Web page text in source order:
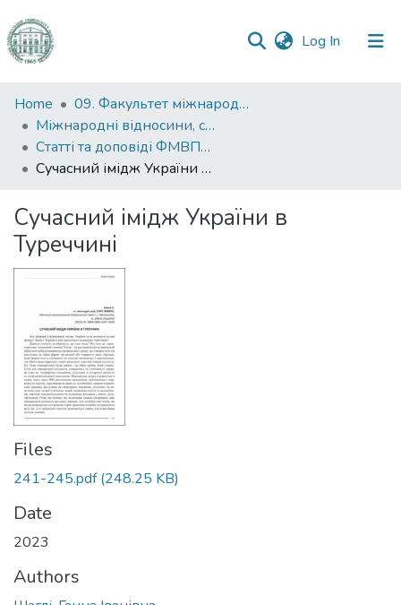
Log In (current)
Communities
&
Collections
All of DSpace
Statistics
Home
09. Факультет міжнародних відносин, політології та соціології
Міжнародні відносини, суспільні комунікації та регіональні студії
Статті та доповіді ФМВПС (Міжнародні відносини, суспільні комунікації та регіональні студії)
Сучасний імідж України в Туреччині
Сучасний імідж України в
Туреччині
Files
241-245.pdf(248.25 KB)
Date
2023
Authors